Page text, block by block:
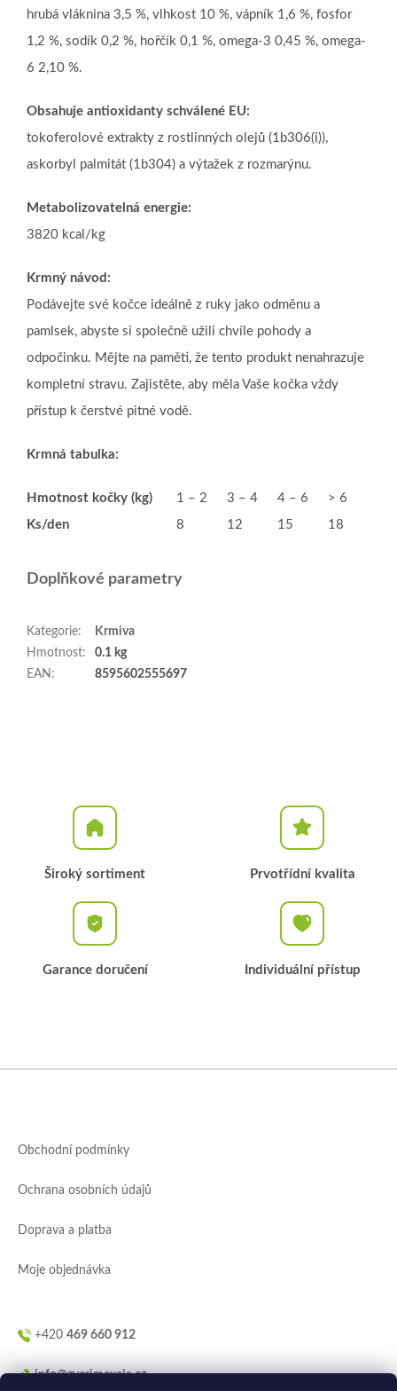
hrubá vláknina 3,5 %, vlhkost 10 %, vápník 1,6 %, fosfor
1,2 %, sodík 0,2 %, hořčík 0,1 %, omega-3 0,45 %, omega-
6 2,10 %.
Obsahuje antioxidanty schválené EU:
tokoferolové extrakty z rostlinných olejů (1b306(i)),
askorbyl palmitát (1b304) a výtažek z rozmarýnu.
Metabolizovatelná energie:
3820 kcal/kg
Krmný návod:
Podávejte své kočce ideálně z ruky jako odměnu a
pamlsek, abyste si společně užili chvíle pohody a
odpočinku. Mějte na paměti, že tento produkt nenahrazuje
kompletní stravu. Zajistěte, aby měla Vaše kočka vždy
přístup k čerstvé pitné vodě.
Krmná tabulka:
Hmotnost kočky (kg) 1 – 2 3 – 4 4 – 6
> 6
Ks/den
8 12 15 18
Doplňkové parametry
Kategorie:
Krmiva
Hmotnost:
0.1 kg
EAN : 8595602555697
Široký sortiment Prvotřídní kvalita
Garance doručení Individuální přístup
Obchodní podmínky
Ochrana osobních údajů
Doprava a platba
Moje objednávka
+420 469 660 912
info@zverimexaja.cz